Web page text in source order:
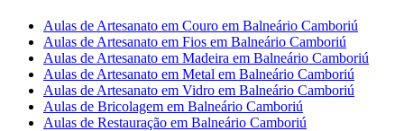
Aulas de Artesanato em Couro em Balneário Camboriú
Aulas de Artesanato em Fios em Balneário Camboriú
Aulas de Artesanato em Madeira em Balneário Camboriú
Aulas de Artesanato em Metal em Balneário Camboriú
Aulas de Artesanato em Vidro em Balneário Camboriú
Aulas de Bricolagem em Balneário Camboriú
Aulas de Restauração em Balneário Camboriú